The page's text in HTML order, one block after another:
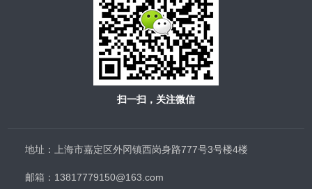
扫一扫，关注微信
地址：上海市嘉定区外冈镇西岗身路777号3号楼4楼
邮箱：13817779150@163.com